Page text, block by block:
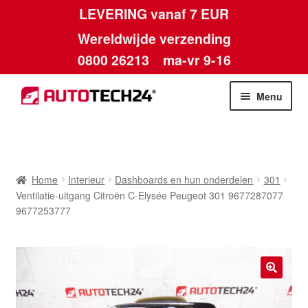
LEVERING vanaf 7 EUR
Wereldwijde verzending
0800 26213 ma-vr 9-16
Skip
to
Skip
to
Menu
Algemene voorwaarden
Betalingen
Home Interieur Dashboards en hun onderdelen
301
Ventilatie-uitgang Citroën C-Elysée Peugeot 301 9677287077
9677253777